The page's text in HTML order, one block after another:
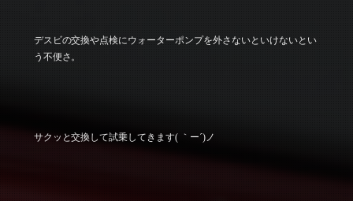
デスビの交換や点検にウォーターポンプを外さないといけないとい
う不便さ。
サクッと交換して試乗してきます( ｀ー´)ノ